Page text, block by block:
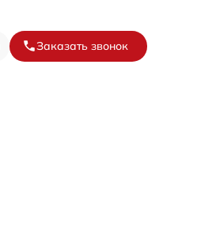
Заказать звонок